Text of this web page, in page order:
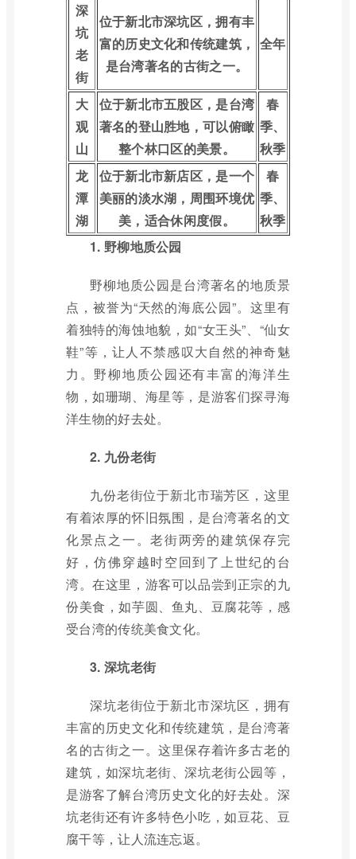
深
坑
老
街
位于新北市深坑区，拥有丰
富的历史文化和传统建筑，
是台湾著名的古街之一。
全年
大
观
山
位于新北市五股区，是台湾
著名的登山胜地，可以俯瞰
整个林口区的美景。
春
季、
秋季
龙
潭
湖
位于新北市新店区，是一个
美丽的淡水湖，周围环境优
美，适合休闲度假。
春
季、
秋季
1. 野柳地质公园
野柳地质公园是台湾著名的地质景
点，被誉为“天然的海底公园”。这里有
着独特的海蚀地貌，如“女王头”、“仙女
鞋”等，让人不禁感叹大自然的神奇魅
力。野柳地质公园还有丰富的海洋生
物，如珊瑚、海星等，是游客们探寻海
洋生物的好去处。
2. 九份老街
九份老街位于新北市瑞芳区，这里
有着浓厚的怀旧氛围，是台湾著名的文
化景点之一。老街两旁的建筑保存完
好，仿佛穿越时空回到了上世纪的台
湾。在这里，游客可以品尝到正宗的九
份美食，如芋圆、鱼丸、豆腐花等，感
受台湾的传统美食文化。
3. 深坑老街
深坑老街位于新北市深坑区，拥有
丰富的历史文化和传统建筑，是台湾著
名的古街之一。这里保存着许多古老的
建筑，如深坑老街、深坑老街公园等，
是游客了解台湾历史文化的好去处。深
坑老街还有许多特色小吃，如豆花、豆
腐干等，让人流连忘返。